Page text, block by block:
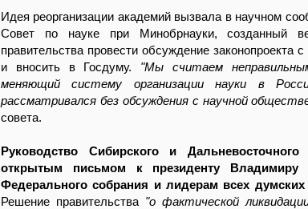
Идея реорганизации академий вызвала в научном
Совет по науке при Минобрнауки, созданный
правительства провести обсуждение законопроекта
и вносить в Госдуму. "Мы считаем
меняющий систему организации науки в
рассматривался без обсуждения с научной
совета.
Руководство Сибирского и
открытым письмом к президенту Владимиру
Федерального собрания и лидерам всех
Решение правительства "о фактической